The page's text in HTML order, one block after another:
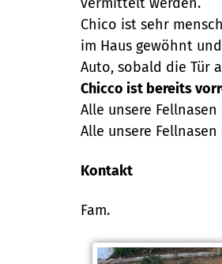
Chico ist sehr
im Haus gewöhnt
Auto, sobald die Tür
Chicco ist bereits
Alle unsere
Alle unsere
Kontakt
Fam.